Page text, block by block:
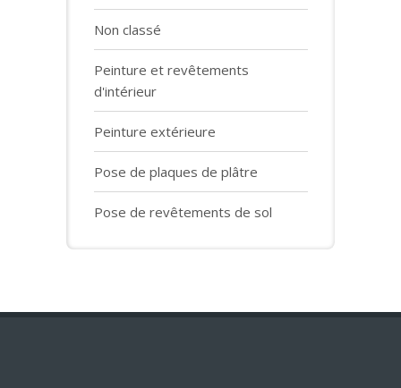
Non classé
Peinture et revêtements
d'intérieur
Peinture extérieure
Pose de plaques de plâtre
Pose de revêtements de sol